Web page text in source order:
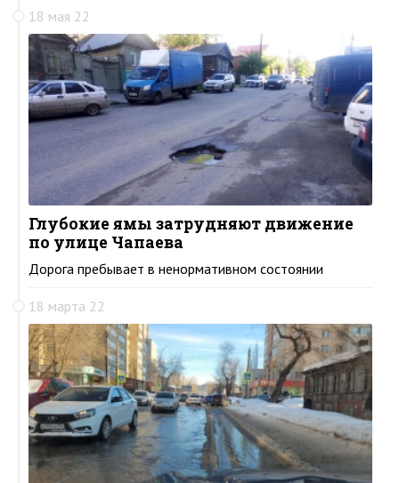
18 мая 22
Глубокие ямы затрудняют движение
по улице Чапаева
Дорога пребывает в ненормативном состоянии
18 марта 22